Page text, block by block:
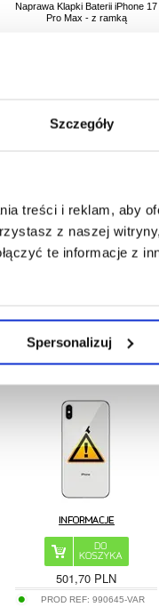
Szczegóły
treści i reklam, aby
z naszej
te informacje z
Spersonalizuj
Naprawa Klapki Baterii iPhone 17
Pro Max - z ramką
2.053,69 PLN
993478-VAR
Naprawa Klapki Baterii iPhone
501,70 PLN
PROD REF:990645-VAR